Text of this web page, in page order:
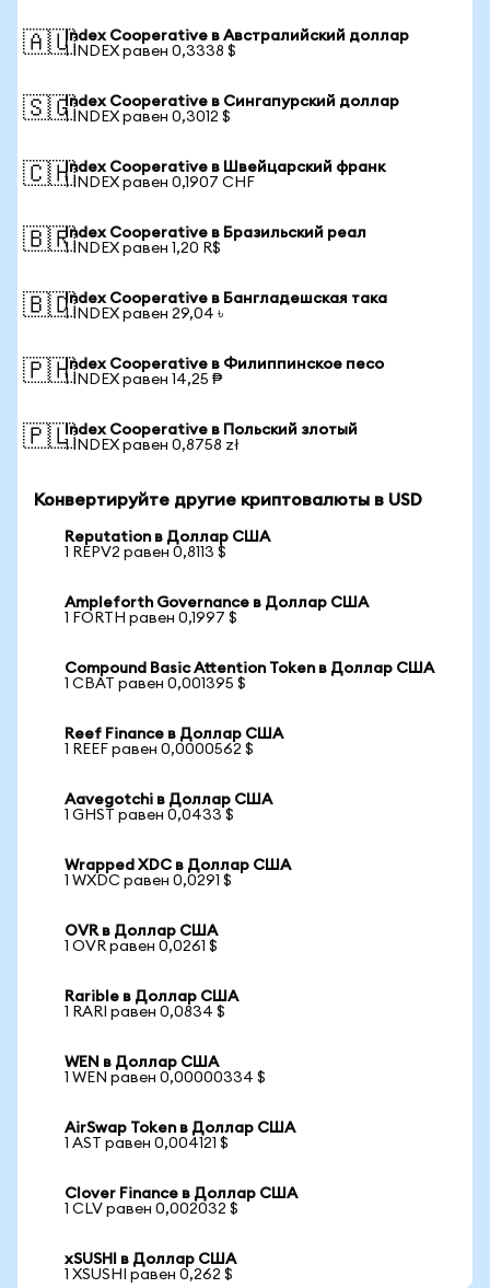
🇦🇺Index Cooperative в Австралийский доллар
1 INDEX равен 0,3338 $
🇸🇬Index Cooperative в Сингапурский доллар
1 INDEX равен 0,3012 $
🇨🇭Index Cooperative в Швейцарский франк
1 INDEX равен 0,1907 CHF
🇧🇷Index Cooperative в Бразильский реал
1 INDEX равен 1,20 R$
🇧🇩Index Cooperative в Бангладешская така
1 INDEX равен 29,04 ৳
🇵🇭Index Cooperative в Филиппинское песо
1 INDEX равен 14,25 ₱
🇵🇱Index Cooperative в Польский злотый
1 INDEX равен 0,8758 zł
Конвертируйте другие криптовалюты в USD
Reputation в Доллар США
1 REPV2 равен 0,8113 $
Ampleforth Governance в Доллар США
1 FORTH равен 0,1997 $
Compound Basic Attention Token в Доллар США
1 CBAT равен 0,001395 $
Reef Finance в Доллар США
1 REEF равен 0,0000562 $
Aavegotchi в Доллар США
1 GHST равен 0,0433 $
Wrapped XDC в Доллар США
1 WXDC равен 0,0291 $
OVR в Доллар США
1 OVR равен 0,0261 $
Rarible в Доллар США
1 RARI равен 0,0834 $
WEN в Доллар США
1 WEN равен 0,00000334 $
AirSwap Token в Доллар США
1 AST равен 0,004121 $
Clover Finance в Доллар США
1 CLV равен 0,002032 $
xSUSHI в Доллар США
1 XSUSHI равен 0,262 $